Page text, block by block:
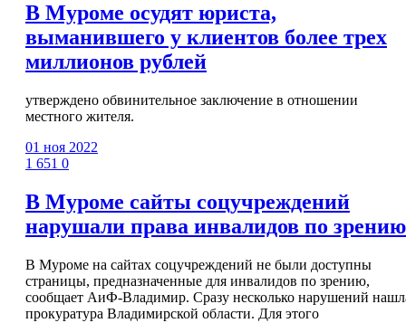
В Муроме осудят юриста,
выманившего у клиентов более трех
миллионов рублей
утверждено обвинительное заключение в отношении
местного жителя.
01 ноя 2022
1 651 0
В Муроме сайты соцучреждений
нарушали права инвалидов по зрению
В Муроме на сайтах соцучреждений не были доступны
страницы, предназначенные для инвалидов по зрению,
сообщает АиФ-Владимир. Сразу несколько нарушений
прокуратура Владимирской области. Для этого